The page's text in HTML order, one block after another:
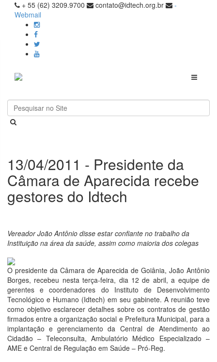
+ 55 (62) 3209.9700 contato@idtech.org.br
-
Webmail
Toggle
13/04/2011 - Presidente da
Câmara de Aparecida recebe
gestores do Idtech
Vereador João Antônio disse estar confiante no trabalho da
Instituição na área da saúde, assim como maioria dos colegas
O presidente da Câmara de Aparecida de Goiânia, João Antônio
Borges, recebeu nesta terça-feira, dia 12 de abril, a equipe de
gerentes e coordenadores do Instituto de Desenvolvimento
Tecnológico e Humano (Idtech) em seu gabinete. A reunião teve
como objetivo esclarecer detalhes sobre os contratos de gestão
firmados entre a organização social e Prefeitura Municipal, para a
implantação e gerenciamento da Central de Atendimento ao
Cidadão – Teleconsulta, Ambulatório Médico Especializado –
AME e Central de Regulação em Saúde – Pró-Reg.